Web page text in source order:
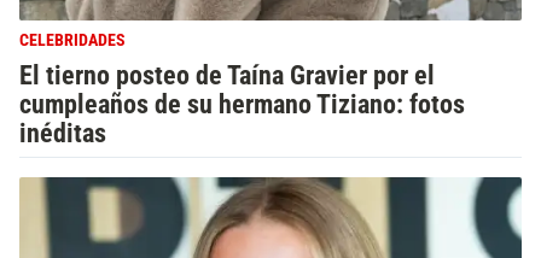
CELEBRIDADES
El tierno posteo de Taína Gravier por el
cumpleaños de su hermano Tiziano: fotos
inéditas